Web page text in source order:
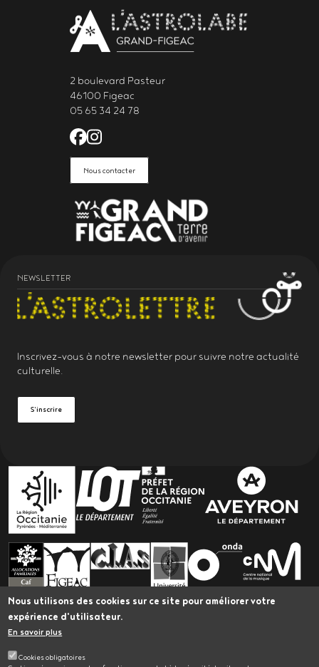
Nous utilisons des cookies sur ce site pour améliorer votre
expérience d'utilisateur.
En savoir plus
Cookies obligatoires
2 boulevard Pasteur
46100 Figeac
05 65 34 24 78
Facebook de l'Astrolabe Grand
Instagram de l'Astrolabe Grand
Nous contacter
NEWSLETTER
Inscrivez-vous à notre newsletter pour suivre notre actualité
culturelle.
S'inscrire
PARTENAIRES